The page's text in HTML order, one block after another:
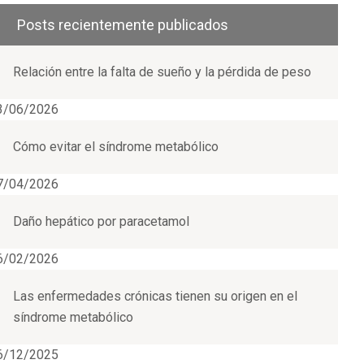
Posts recientemente publicados
Relación entre la falta de sueño y la pérdida de peso
06/2026
Cómo evitar el síndrome metabólico
04/2026
Daño hepático por paracetamol
02/2026
Las enfermedades crónicas tienen su origen en el
síndrome metabólico
12/2025